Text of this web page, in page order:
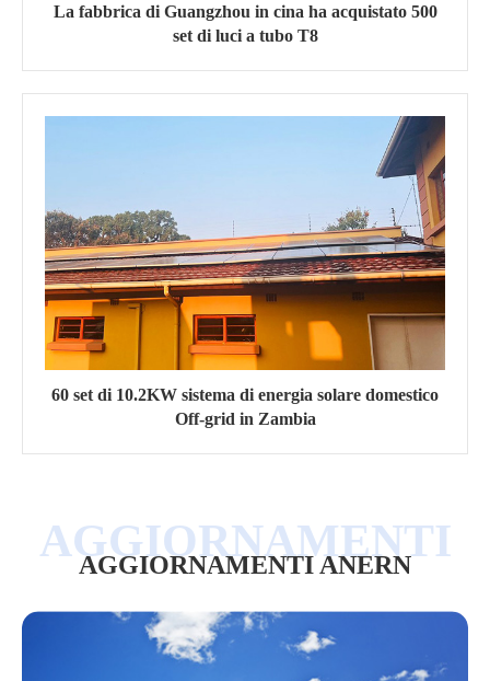
La fabbrica di Guangzhou in cina ha acquistato 500
set di luci a tubo T8
60 set di 10.2KW sistema di energia solare domestico
Off-grid in Zambia
AGGIORNAMENTI ANERN